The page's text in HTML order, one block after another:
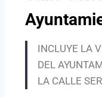
INCLUYE LA
DEL
LA CALLE